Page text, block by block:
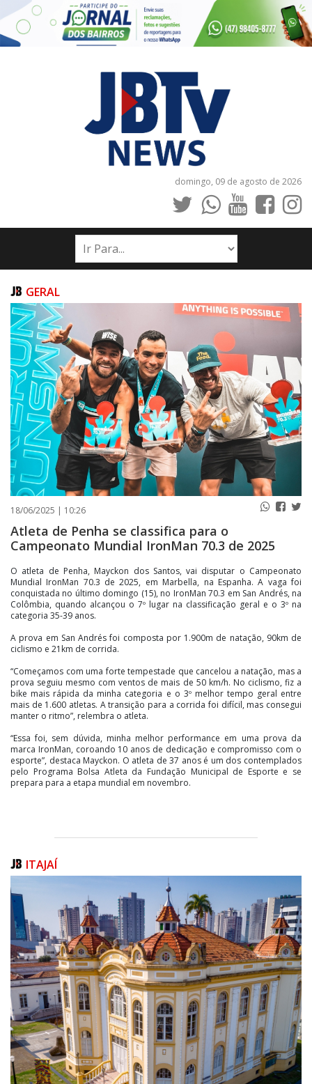
domingo, 09 de agosto de 2026
INÍCIO
NOTÍCIAS
PUBLICAÇÕES LEGAIS
CONTATO
GERAL
18/06/2025 | 10:26
Atleta de Penha se classifica para o
Campeonato Mundial IronMan 70.3 de 2025
O atleta de Penha, Mayckon dos Santos, vai disputar o Campeonato
Mundial IronMan 70.3 de 2025, em Marbella, na Espanha. A vaga foi
conquistada no último domingo (15), no IronMan 70.3 em San Andrés, na
Colômbia, quando alcançou o 7º lugar na classificação geral e o 3º na
categoria 35-39 anos.
A prova em San Andrés foi composta por 1.900m de natação, 90km de
ciclismo e 21km de corrida.
“Começamos com uma forte tempestade que cancelou a natação, mas a
prova seguiu mesmo com ventos de mais de 50 km/h. No ciclismo, fiz a
bike mais rápida da minha categoria e o 3º melhor tempo geral entre
mais de 1.600 atletas. A transição para a corrida foi difícil, mas consegui
manter o ritmo”, relembra o atleta.
“Essa foi, sem dúvida, minha melhor performance em uma prova da
marca IronMan, coroando 10 anos de dedicação e compromisso com o
esporte”, destaca Mayckon. O atleta de 37 anos é um dos contemplados
pelo Programa Bolsa Atleta da Fundação Municipal de Esporte e se
prepara para a etapa mundial em novembro.
ITAJAÍ